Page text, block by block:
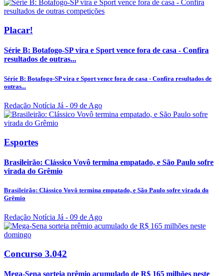
Placar!
Série B: Botafogo-SP vira e Sport vence fora de casa - Confira
resultados de outras...
Série B: Botafogo-SP vira e Sport vence fora de casa - Confira resultados de
outras...
Redação Notícia Já - 09 de Ago
Esportes
Brasileirão: Clássico Vovô termina empatado, e São Paulo sofre
virada do Grêmio
Brasileirão: Clássico Vovô termina empatado, e São Paulo sofre virada do
Grêmio
Redação Notícia Já - 09 de Ago
Concurso 3.042
Mega-Sena sorteia prêmio acumulado de R$ 165 milhões neste